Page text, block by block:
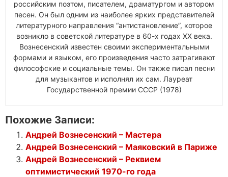
российским поэтом, писателем, драматургом и автором
песен. Он был одним из наиболее ярких представителей
литературного направления “антистановление”, которое
возникло в советской литературе в 60-х годах XX века.
Вознесенский известен своими экспериментальными
формами и языком, его произведения часто затрагивают
философские и социальные темы. Он также писал песни
для музыкантов и исполнял их сам. Лауреат
Государственной премии СССР (1978)
Похожие Записи:
Андрей Вознесенский – Мастера
Андрей Вознесенский – Маяковский в Париже
Андрей Вознесенский – Реквием
оптимистический 1970-го года